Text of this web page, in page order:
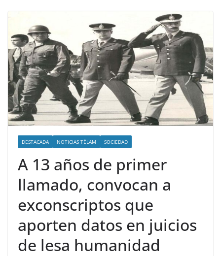
DESTACADA NOTICIAS TÉLAM SOCIEDAD
A 13 años de primer
llamado, convocan a
exconscriptos que
aporten datos en juicios
de lesa humanidad